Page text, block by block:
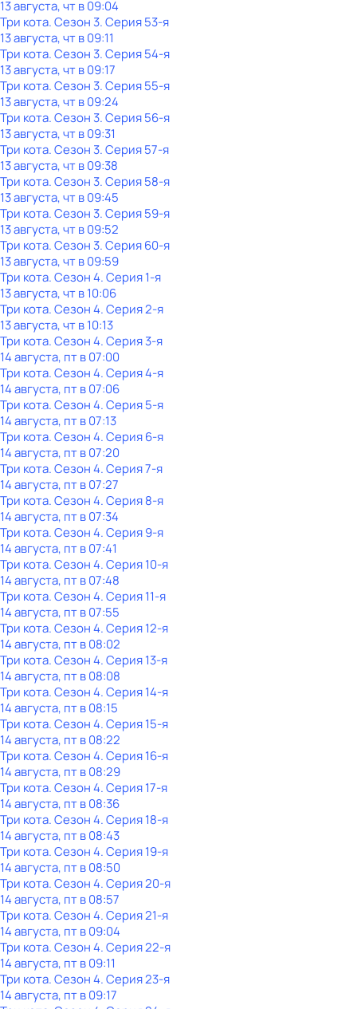
13 августа, чт в 09:04
Три кота. Сезон 3. Серия 53-я
13 августа, чт в 09:11
Три кота. Сезон 3. Серия 54-я
13 августа, чт в 09:17
Три кота. Сезон 3. Серия 55-я
13 августа, чт в 09:24
Три кота. Сезон 3. Серия 56-я
13 августа, чт в 09:31
Три кота. Сезон 3. Серия 57-я
13 августа, чт в 09:38
Три кота. Сезон 3. Серия 58-я
13 августа, чт в 09:45
Три кота. Сезон 3. Серия 59-я
13 августа, чт в 09:52
Три кота. Сезон 3. Серия 60-я
13 августа, чт в 09:59
Три кота. Сезон 4. Серия 1-я
13 августа, чт в 10:06
Три кота. Сезон 4. Серия 2-я
13 августа, чт в 10:13
Три кота. Сезон 4. Серия 3-я
14 августа, пт в 07:00
Три кота. Сезон 4. Серия 4-я
14 августа, пт в 07:06
Три кота. Сезон 4. Серия 5-я
14 августа, пт в 07:13
Три кота. Сезон 4. Серия 6-я
14 августа, пт в 07:20
Три кота. Сезон 4. Серия 7-я
14 августа, пт в 07:27
Три кота. Сезон 4. Серия 8-я
14 августа, пт в 07:34
Три кота. Сезон 4. Серия 9-я
14 августа, пт в 07:41
Три кота. Сезон 4. Серия 10-я
14 августа, пт в 07:48
Три кота. Сезон 4. Серия 11-я
14 августа, пт в 07:55
Три кота. Сезон 4. Серия 12-я
14 августа, пт в 08:02
Три кота. Сезон 4. Серия 13-я
14 августа, пт в 08:08
Три кота. Сезон 4. Серия 14-я
14 августа, пт в 08:15
Три кота. Сезон 4. Серия 15-я
14 августа, пт в 08:22
Три кота. Сезон 4. Серия 16-я
14 августа, пт в 08:29
Три кота. Сезон 4. Серия 17-я
14 августа, пт в 08:36
Три кота. Сезон 4. Серия 18-я
14 августа, пт в 08:43
Три кота. Сезон 4. Серия 19-я
14 августа, пт в 08:50
Три кота. Сезон 4. Серия 20-я
14 августа, пт в 08:57
Три кота. Сезон 4. Серия 21-я
14 августа, пт в 09:04
Три кота. Сезон 4. Серия 22-я
14 августа, пт в 09:11
Три кота. Сезон 4. Серия 23-я
14 августа, пт в 09:17